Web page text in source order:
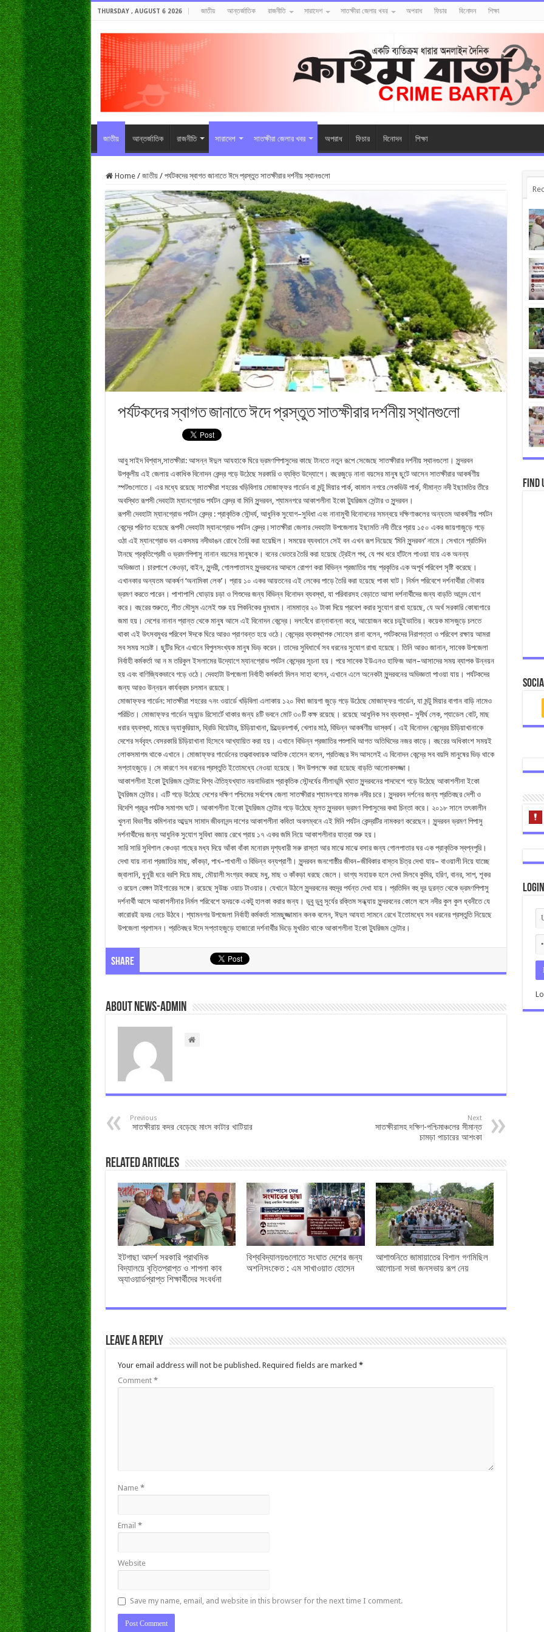
THURSDAY , AUGUST 6 2026 জাতীয় আন্তর্জাতিক রাজনীতি সারাদেশ সাতক্ষীরা জেলার খবর অপরাধ ফিচার বিনোদন শিক্ষা
জাতীয় আন্তর্জাতিক রাজনীতি সারাদেশ সাতক্ষীরা জেলার খবর অপরাধ ফিচার বিনোদন শিক্ষা
Home / জাতীয় / পর্যটকদের স্বাগত জানাতে ঈদে প্রস্তুত সাতক্ষীরার দর্শনীয় স্থানগুলো
পর্যটকদের স্বাগত জানাতে ঈদে প্রস্তুত সাতক্ষীরার দর্শনীয় স্থানগুলো
আবু সাইদ বিশ্বাস,সাতক্ষীরা: আসন্ন ঈদুল আযহাকে ঘিরে ভ্রমণপিপাসুদের কাছে টানতে নতুন রূপে সেজেছে সাতক্ষীরার দর্শনীয় স্থানগুলো। সুন্দরবন
উপকূলীয় এই জেলায় একাধিক বিনোদন কেন্দ্র গড়ে উঠেছে সরকারি ও ব্যক্তি উদ্যোগে। বছরজুড়ে নানা বয়সের মানুষ ছুটে আসেন সাতক্ষীরার আকর্ষণীয়
স্পটগুলোতে। এর মধ্যে রয়েছে সাতক্ষীরা শহরের খড়িবিলায় মোজাফ্ফর গার্ডেন বা মন্টু মিয়ার পার্ক, কামাল নগরে লেকভিউ পার্ক, সীমান্ত নদী ইছামতির তীরে
অবস্থিত রূপসী দেবহাটা ম্যানগ্রোভ পর্যটন কেন্দ্র বা মিনি সুন্দরবন,শ্যামনগরে আকাশলীনা ইকো ট্যুরিজম সেন্টার ও সুন্দরবন।
রূপসী দেবহাটা ম্যানগ্রোভ পর্যটন কেন্দ্র: প্রাকৃতিক সৌন্দর্য, আধুনিক সুযোগ–সুবিধা এবং নানামুখী বিনোদনের সমন্বয়ে দক্ষিণাঞ্চলের অন্যতম আকর্ষণীয় পর্যটন
কেন্দ্রে পরিণত হয়েছে রূপসী দেবহাটা ম্যানগ্রোভ পর্যটন কেন্দ্র।সাতক্ষীরা জেলার দেবহাটা উপজেলায় ইছামতি নদী তীরে প্রায় ১৫০ একর জায়গাজুড়ে গড়ে
ওঠা এই ম্যানগ্রোভ বন একসময় নদীভাঙন রোধে তৈরি করা হয়েছিল। সময়ের ব্যবধানে সেই বন এখন রূপ নিয়েছে‘মিনি সুন্দরবন’ নামে। সেখানে প্রতিদিন
টানছে প্রকৃতিপ্রেমী ও ভ্রমণপিপাসু নানান বয়সের মানুষকে। বনের ভেতরে তৈরি করা হয়েছে ট্রেইল পথ, যে পথ ধরে হাঁটলে পাওয়া যায় এক অনন্য
অভিজ্ঞতা। চারপাশে কেওড়া, বাইন, সুন্দরী, গোলপাতাসহ সুন্দরবনের আদলে রোপণ করা বিভিন্ন প্রজাতির গাছ প্রকৃতির এক অপূর্ব পরিবেশ সৃষ্টি করেছে।
এখানকার অন্যতম আকর্ষণ‘অনামিকা লেক’। প্রায় ১০ একর আয়তনের এই লেকের পাড়ে তৈরি করা হয়েছে পাকা ঘাট। নির্মল পরিবেশে দর্শনার্থীরা নৌকায়
ভ্রমণ করতে পারেন। পাশাপাশি ঘোড়ায় চড়া ও শিশুদের জন্য বিভিন্ন বিনোদন ব্যবস্থা, যা পরিবারসহ বেড়াতে আসা দর্শনার্থীদের জন্য বাড়তি আনন্দ যোগ
করে। বছরের শুরুতে, শীত মৌসুম এলেই শুরু হয় পিকনিকের ধুমধাম। নামমাত্র ২০ টাকা দিয়ে প্রবেশ করার সুযোগ রাখা হয়েছে, যে অর্থ সরকারি কোষাগারে
জমা হয়। দেশের নানান প্রান্ত থেকে মানুষ আসে এই বিনোদন কেন্দ্রে। দলবেঁধে রান্নাবান্না করে, আয়োজন করে চড়ুইভাতির। কয়েক মাসজুড়ে চলতে
থাকা এই উৎসবমুখর পরিবেশ ঈদকে ঘিরে আরও প্রাণবন্ত হয়ে ওঠে। কেন্দ্রের ব্যবস্থাপক সোহেল রানা বলেন, পর্যটকদের নিরাপত্তা ও পরিবেশ রক্ষায় আমরা
সব সময় সচেষ্ট। ছুটির দিনে এখানে বিপুলসংখ্যক মানুষ ভিড় করেন। তাদের সুবিধার্থে সব ধরনের সুযোগ রাখা হয়েছে। তিনি আরও জানান, সাবেক উপজেলা
নির্বাহী কর্মকর্তা আ ন ম তরিকুল ইসলামের উদ্যোগে ম্যানগ্রোভ পর্যটন কেন্দ্রের সূচনা হয়। পরে সাবেক ইউএনও হাফিজ আল–আসাদের সময় ব্যাপক উন্নয়ন
হয় এবং বাণিজ্যিকভাবে গড়ে ওঠে। দেবহাটা উপজেলা নির্বাহী কর্মকর্তা মিলন সাহা বলেন, এখানে এলে অনেকটা সুন্দরবনের অভিজ্ঞতা পাওয়া যায়। পর্যটকদের
জন্য আরও উন্নয়ন কার্যক্রম চলমান রয়েছে।
মোজাফ্ফর গার্ডেন: সাতক্ষীরা শহরের ৭নং ওয়ার্ডে খড়িবিলা এলাকায় ১২০ বিঘা জায়গা জুড়ে গড়ে উঠেছে মোজাফ্ফর গার্ডেন, যা মন্টু মিয়ার বাগান বাড়ি নামেও
পরিচিত। মোজাফ্ফর গার্ডেন অ্যান্ড রিসোর্টে থাকার জন্য ৪টি ভবনে মোট ৩০টি কক্ষ রয়েছে। রয়েছে আধুনিক সব ব্যবস্থা– সুদীর্ঘ লেক, প্যাডেল বোট, মাছ
ধরার ব্যবস্থা, মাছের অ্যাকুরিয়াম, থ্রিডি থিয়েটার, চিড়িয়াখানা, চিল্ড্রেনপার্ক, খেলার মাঠ, বিভিন্ন আকর্ষণীয় ভাস্কর্য। এই বিনোদন কেন্দ্রের চিড়িয়াখানাকে
দেশের সর্ববৃহৎ বেসরকারি চিড়িয়াখানা হিসেবে আখ্যায়িত করা হয়। এখানে বিভিন্ন প্রজাতির পশুপাখি আগত অতিথিদের নজর কাড়ে। বছরের অধিকাংশ সময়ই
লোকসমাগম থাকে এখানে। মোজাফ্ফর গার্ডেনের তত্ত্বাবধায়ক আতিক হোসেন বলেন, প্রতিবছর ঈদ আসলেই এ বিনোদন কেন্দ্রে সব বয়সি মানুষের ভিড় থাকে
সপ্তাহজুড়ে। সে কারণে সব ধরনের প্রস্তুতি ইতোমধ্যে নেওয়া হয়েছে। ঈদ উপলক্ষে করা হয়েছে বাড়তি আলোকসজ্জা।
আকাশলীনা ইকো ট্যুরিজম সেন্টার: বিশ্ব ঐতিহ্যখ্যাত নয়নাভিরাম প্রাকৃতিক সৌন্দর্যের লীলাভূমি খ্যাত সুন্দরবনের পাদদেশে গড়ে উঠেছে আকাশলীনা ইকো
ট্যুরিজম সেন্টার। এটি গড়ে উঠেছে দেশের দক্ষিণ পশ্চিমের সর্বশেষ জেলা সাতক্ষীরার শ্যামনগরে মালঞ্চ নদীর চরে। সুন্দরবন দর্শনের জন্য প্রতিবছর দেশী ও
বিদেশি প্রচুর পর্যটক সমাগম ঘটে। আকাশলীনা ইকো ট্যুরিজম সেন্টার গড়ে উঠেছে মূলত সুন্দরবন ভ্রমণ পিপাসুদের কথা চিন্তা করে। ২০১৮ সালে তৎকালীন
খুলনা বিভাগীয় কমিশনার আব্দুস সামাদ জীবনানন্দ দাশের আকাশলীনা কবিতা অবলম্বনে এই মিনি পর্যটন কেন্দ্রটির নামকরণ করেছেন। সুন্দরবন ভ্রমণ পিপাসু
দর্শনার্থীদের জন্য আধুনিক সুযোগ সুবিধা বজায় রেখে প্রায় ১৭ একর জমি নিয়ে আকাশলীনার যাত্রা শুরু হয়।
সারি সারি সুবিশাল কেওড়া গাছের মধ্য দিয়ে আঁকা বাঁকা মনোরম দৃশ্যধারী সরু রাস্তা আর মাঝে মাঝে বসার জন্য গোলপাতার ঘর এক প্রাকৃতিক স্বপ্নপুরি।
দেখা যায় নানা প্রজাতির মাছ, কাঁকড়া, পাখ–পাখালী ও বিভিন্ন বন্যপ্রাণী। সুন্দরবন জনগোষ্ঠীর জীবন–জীবিকার বাস্তব চিত্র দেখা যায়– বাওয়ালী নিয়ে যাচ্ছে
জ্বালানি, ধুনুরী ধরে বরশি দিয়ে মাছ, মৌয়ালী সংগ্রহ করছে মধু, মাছ ও কাঁকড়া ধরছে জেলে। ভাগ্য সহায়ক হলে দেখা মিলবে কুমির, হরিণ, বানর, সাপ, শূকর
ও রয়েল বেঙ্গল টাইগারের সঙ্গে। রয়েছে সুউচ্চ ওয়াচ টাওয়ার। যেখানে উঠলে সুন্দরবনের বহুদূর পর্যন্ত দেখা যায়। প্রতিদিন বহু দূর দুরন্ত থেকে ভ্রমণপিপাসু
দর্শনার্থী আসে আকাশলীনার নির্মল পরিবেশে হৃদয়কে একটু হালকা করার জন্য। ডুবু ডুবু সূর্যের রক্তিম সন্ধ্যায় সুন্দরবনের কোলে বসে নদীর কুল কুল ধ্বনীতে যে
কারোরই হৃদয় নেচে উঠবে। শ্যামনগর উপজেলা নির্বাহী কর্মকর্তা সামছুজ্জামান কনক বলেন, ঈদুল আযহা সামনে রেখে ইতোমধ্যে সব ধরনের প্রস্তুতি নিয়েছে
উপজেলা প্রশাসন। প্রতিবছর ঈদে সপ্তাহজুড়ে হাজারো দর্শনার্থীর ভিড়ে মুখরিত থাকে আকাশলীনা ইকো ট্যুরিজম সেন্টার।
Share
About news-admin
Previous
সাতক্ষীরায় কদর বেড়েছে মাংস কাটার খাটিয়ার
Next
সাতক্ষীরাসহ দক্ষিণ-পশ্চিমাঞ্চলের সীমান্ত
চামড়া পাচারের আশংকা
Related Articles
ইটগাছা আদর্শ সরকারি প্রাথমিক
বিদ্যালয়ে বৃত্তিপ্রাপ্ত ও শাপলা কাব
অ্যাওয়ার্ডপ্রাপ্ত শিক্ষার্থীদের সংবর্ধনা
বিশ্ববিদ্যালয়গুলোতে সংঘাত দেশের জন্য
অশনিসংকেত : এম সাখাওয়াত হোসেন
আশাশুনিতে জামায়াতের বিশাল গণমিছিল
আলোচনা সভা জনসভায় রূপ নেয়
Leave a Reply
Your email address will not be published. Required fields are marked *
Comment *
Name *
Email *
Website
Save my name, email, and website in this browser for the next time I comment.
Find
Login